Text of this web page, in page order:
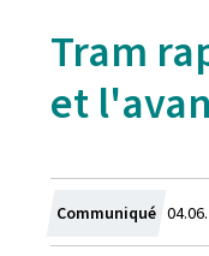
Tram
et
Communiqué Crée
le